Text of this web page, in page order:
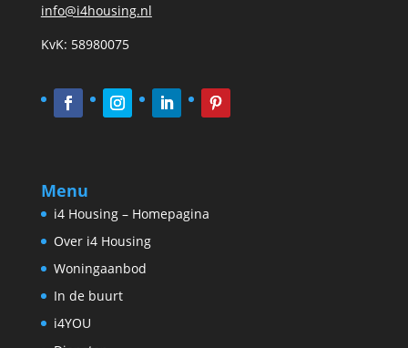
info@i4housing.nl
KvK: 58980075
Menu
i4 Housing – Homepagina
Over i4 Housing
Woningaanbod
In de buurt
i4YOU